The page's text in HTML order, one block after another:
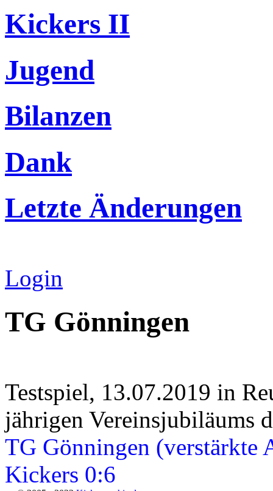
Kickers II
Jugend
Bilanzen
Dank
Letzte Änderungen
Login
TG Gönningen
Testspiel, 13.07.2019 in
jährigen Vereinsjubiläums
TG Gönningen (verstärkte
Kickers 0:6